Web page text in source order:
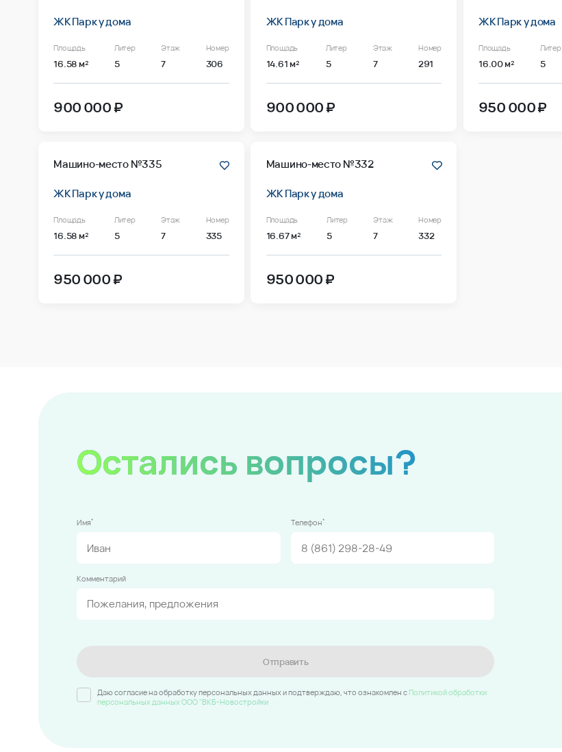
ЖК Парк у дома
Площадь
16.58 м²
Литер
5
Этаж
7
Номер
306
900 000 ₽
ЖК Парк у дома
Площадь
14.61 м²
Литер
5
Этаж
7
Номер
291
900 000 ₽
ЖК Парк у дома
Площадь
16.00 м²
Литер
5
950 000 ₽
Машино-место №335
ЖК Парк у дома
Площадь
16.58 м²
Литер
5
Этаж
7
Номер
335
950 000 ₽
Машино-место №332
ЖК Парк у дома
Площадь
16.67 м²
Литер
5
Этаж
7
Номер
332
950 000 ₽
Остались вопросы?
Имя* Телефон*
Комментарий
Отправить
Даю согласие на обработку персональных данных и подтверждаю, что ознакомлен c Политикой обработки
персональных данных ООО "ВКБ-Новостройки